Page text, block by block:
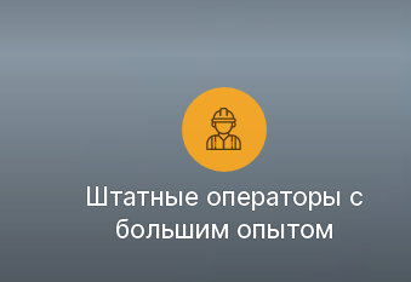
Штатные операторы с
большим опытом